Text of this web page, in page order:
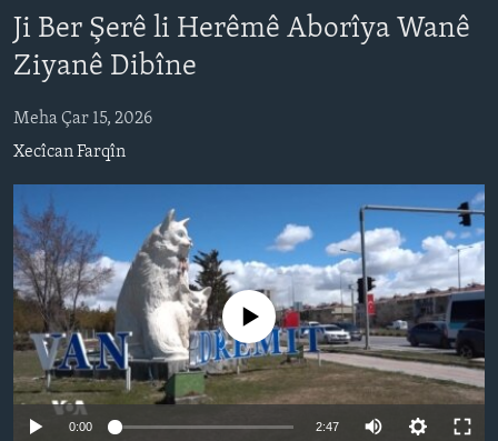
here
Malpera
serekî
Yekser
here
FOTO GALERÎ
RADYO
HEVPEYVÎN
AMERÎKA
TIRKÎYE
SÛRÎYE
ÎRAQ
ROJHILATA NAVÎN
CÎHAN
ÇAND Û HUNER
SERNIVÎS
SORANÎ
Ji Ber Şerê li Herêmê Aborîya Wanê
Ziyanê Dibîne
Meha Çar 15, 2026
Xecîcan Farqîn
No media source currently available
0:00 2:47